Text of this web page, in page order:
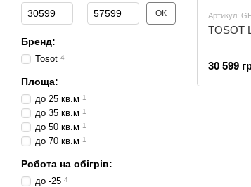
Артикул:
TOSOT
30 599
Від Ціна, грн
До Ціна, грн ОК
Бренд:
Tosot 4
Площа:
до 25 кв.м 1
до 35 кв.м 1
до 50 кв.м 1
до 70 кв.м 1
Робота на обігрів:
до -25 4